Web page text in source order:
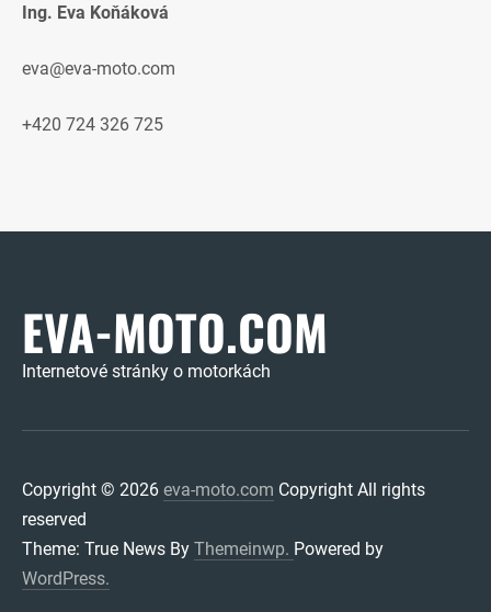
Ing. Eva Koňáková
eva@eva-moto.com
+420 724 326 725
EVA-MOTO.COM
Internetové stránky o motorkách
Copyright © 2026 eva-moto.com Copyright All rights
reserved
Theme: True News By Themeinwp. Powered by
WordPress.